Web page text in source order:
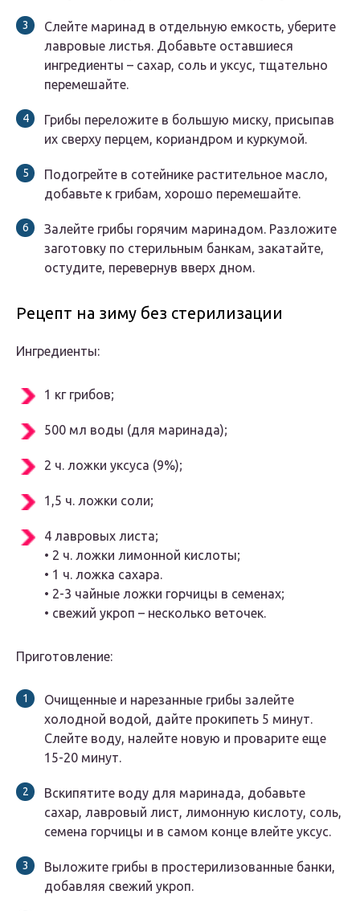
Слейте маринад в отдельную емкость, уберите
лавровые листья. Добавьте оставшиеся
ингредиенты – сахар, соль и уксус, тщательно
перемешайте.
Грибы переложите в большую миску, присыпав
их сверху перцем, кориандром и куркумой.
Подогрейте в сотейнике растительное масло,
добавьте к грибам, хорошо перемешайте.
Залейте грибы горячим маринадом. Разложите
заготовку по стерильным банкам, закатайте,
остудите, перевернув вверх дном.
Рецепт на зиму без стерилизации
Ингредиенты:
1 кг грибов;
500 мл воды (для маринада);
2 ч. ложки уксуса (9%);
1,5 ч. ложки соли;
4 лавровых листа;
• 2 ч. ложки лимонной кислоты;
• 1 ч. ложка сахара.
• 2-3 чайные ложки горчицы в семенах;
• свежий укроп – несколько веточек.
Приготовление:
Очищенные и нарезанные грибы залейте
холодной водой, дайте прокипеть 5 минут.
Слейте воду, налейте новую и проварите еще
15-20 минут.
Вскипятите воду для маринада, добавьте
сахар, лавровый лист, лимонную кислоту, соль,
семена горчицы и в самом конце влейте уксус.
Выложите грибы в простерилизованные банки,
добавляя свежий укроп.